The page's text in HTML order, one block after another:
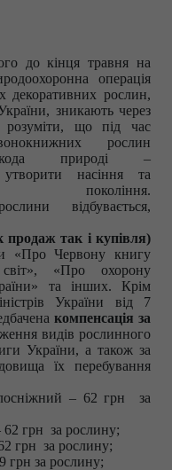
до кінця травня на
операція
декоративних рослин,
зникають через
розуміти, що під час
рослин
природі –
насіння та
відбувається,
продаж так і купівля)
«Про Червону книгу
«Про охорону
та інших. Крім
України від 7
компенсація за
видів рослинного
України, а також за
їх перебування
– 62 грн за
62 грн за рослину;
грн за рослину;
грн за рослину;